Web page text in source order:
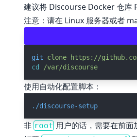
建议将 Discourse Docker 仓库
注意：请在 Linux 服务器或者
git clone https://
cd
/var/discourse
使用自动化配置脚本：
./discourse-setup
非 root用户的话，需要在前面